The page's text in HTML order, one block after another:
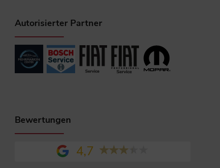
Autorisierter Partner
Bewertungen
4,7